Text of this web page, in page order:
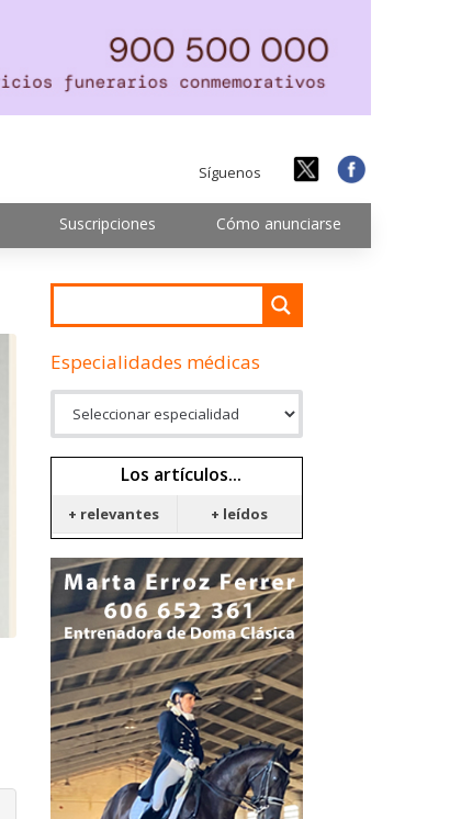
Síguenos
Suscripciones Cómo anunciarse
Especialidades médicas
Los artículos...
+ relevantes + leídos